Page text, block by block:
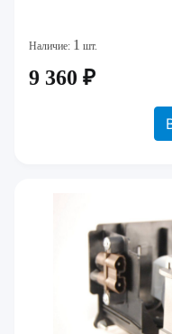
Наличие: 1 шт.
9 360 ₽